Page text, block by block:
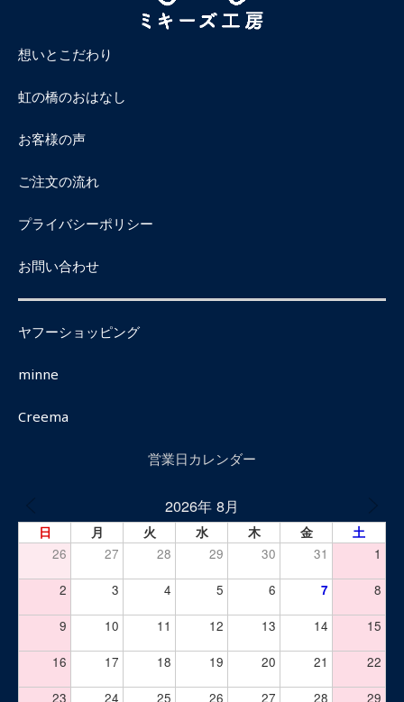
想いとこだわり
虹の橋のおはなし
お客様の声
ご注文の流れ
プライバシーポリシー
お問い合わせ
ヤフーショッピング
minne
Creema
営業日カレンダー
2026年 8月
日 月 火 水 木 金
土
26
27 28 29 30 31 1
2 3 4 5 6 7 8
9 10 11 12 13 14 15
16 17 18 19 20 21 22
23 24 25 26 27 28 29